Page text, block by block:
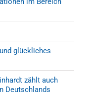
glückliches
zählt auch
Deutschlands